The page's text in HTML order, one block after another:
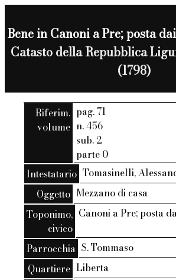
Bene in Canoni a Pre; posta
Catasto della Repubblica
(1798)
Riferim.
volume
pag. 71
n. 456
sub. 2
parte 0
Intestatario Tomasinelli,
Oggetto Mezzano di casa
Toponimo,
civico
Canoni a Pre; posta
Parrocchia S. Tommaso
Quartiere Liberta